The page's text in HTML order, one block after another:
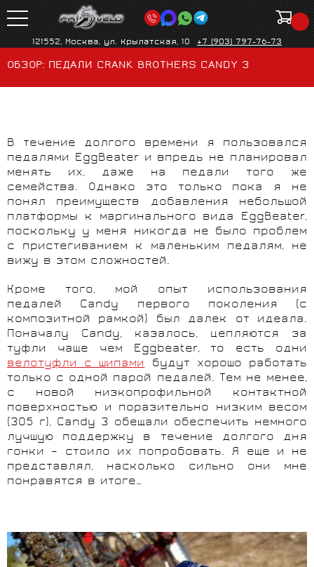
121552, Москва, ул. Крылатская, 10 +7 (903) 797-76-73
ОБЗОР: ПЕДАЛИ CRANK BROTHERS CANDY 3
В течение долгого времени я пользовался
педалями EggBeater и впредь не планировал
менять их, даже на педали того же
семейства. Однако это только пока я не
понял преимуществ добавления небольшой
платформы к маргинального вида EggBeater,
поскольку у меня никогда не было проблем
с пристегиванием к маленьким педалям, не
вижу в этом сложностей.
Кроме того, мой опыт использования
педалей Candy первого поколения (с
композитной рамкой) был далек от идеала.
Поначалу Candy, казалось, цепляются за
туфли чаще чем Eggbeater, то есть одни
велотуфли с шипамибудут хорошо работать
только с одной парой педалей. Тем не менее,
с новой низкопрофильной контактной
поверхностью и поразительно низким весом
(305 г), Candy 3 обещали обеспечить немного
лучшую поддержку в течение долгого дня
гонки – стоило их попробовать. Я еще и не
представлял, насколько сильно они мне
понравятся в итоге…